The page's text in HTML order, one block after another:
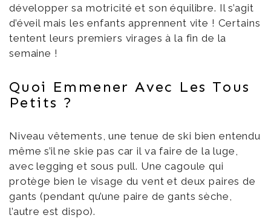
développer sa motricité et son équilibre. Il s’agit
d’éveil mais les enfants apprennent vite ! Certains
tentent leurs premiers virages à la fin de la
semaine !
Quoi Emmener Avec Les Tous
Petits ?
Niveau vêtements, une tenue de ski bien entendu
même s’il ne skie pas car il va faire de la luge,
avec legging et sous pull. Une cagoule qui
protège bien le visage du vent et deux paires de
gants (pendant qu’une paire de gants sèche,
l’autre est dispo).